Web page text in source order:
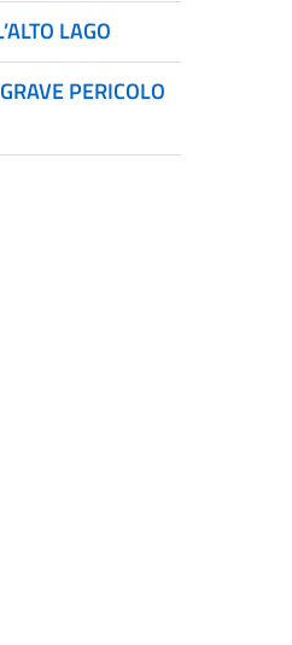
LAGO
PERICOLO